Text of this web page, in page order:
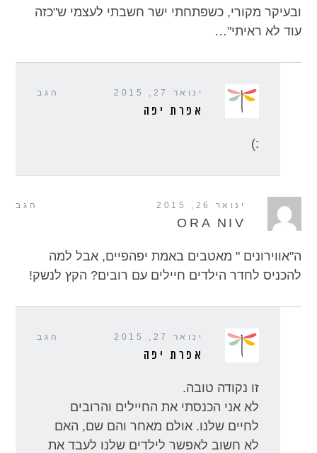
ובעיקר מקורי, כשפתחתי ישר חשבתי לעצמי ש"כזה
עוד לא ראיתי"…
הגב ינואר 27, 2015
אפרת יפה
:)
הגב ינואר 26, 2015
ORA NIV
ה"אווירונים " מאטבים באמת יפהפיים, אבל למה
להכניס לחדר הילדים חיילים עם רובים? הקץ לנשק!
הגב ינואר 27, 2015
אפרת יפה
זו נקודה טובה.
לא אני הכנסתי את החיילים והרובים
לחיים שלנו. אולם מאחר והם שם, האם
לא חשוב לאפשר לילדים שלנו לעבד את